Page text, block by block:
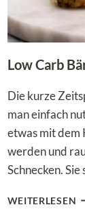
Low Carb
Die kurze
man einfach
etwas mit dem
werden und
Schnecken.
WEITERLESEN